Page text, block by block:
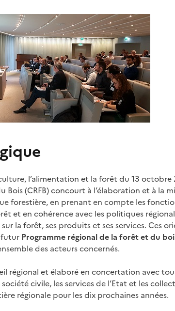
l’alimentation et la forêt du 13 octobre
Bois (CRFB) concourt à l’élaboration et à la
forestière, en prenant en compte les
et en cohérence avec les politiques
la forêt, ses produits et ses services. Ces
Programme régional de la forêt et du
des acteurs concernés.
régional et élaboré en concertation avec
civile, les services de l’Etat et les
régionale pour les dix prochaines années.